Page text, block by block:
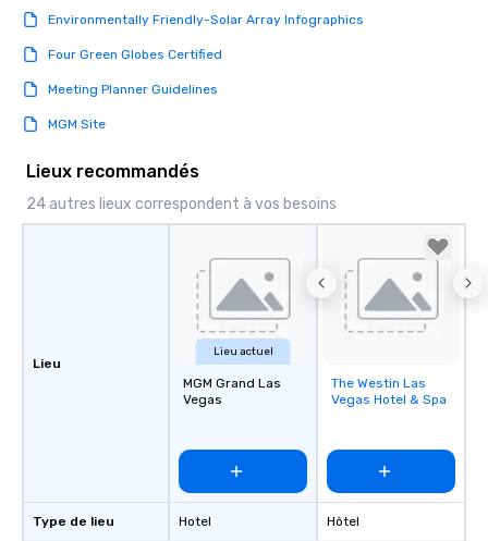
Environmentally Friendly-Solar Array Infographics
Four Green Globes Certified
Meeting Planner Guidelines
MGM Site
Lieux recommandés
24 autres lieux correspondent à vos besoins
Lieu
Type de lieu
Lieu actuel
MGM Grand Las
Vegas
Hotel
Removed from
favorites
The Westin Las
Vegas Hotel & Spa
Hôtel